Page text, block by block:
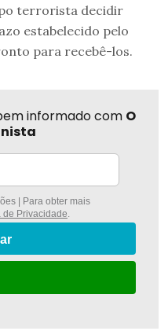
terrorista decidir
estabelecido pelo
para recebê-los.
informado com O
| Para obter mais
de Privacidade.